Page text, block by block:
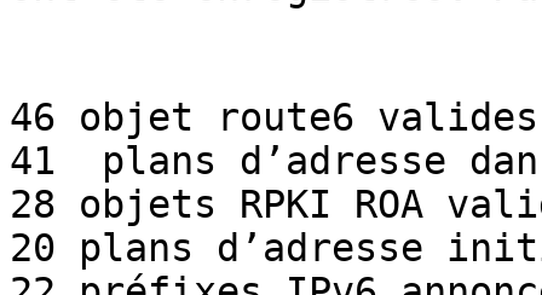
46 objet route6 valides
41  plans d’adresse
28 objets RPKI ROA
20 plans d’adresse